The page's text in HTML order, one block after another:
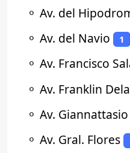
⚬ Av. del
⚬ Av. del Navio 1
⚬ Av. Francisco
⚬ Av. Franklin
⚬ Av. Giannattasio
⚬ Av. Gral. Flores